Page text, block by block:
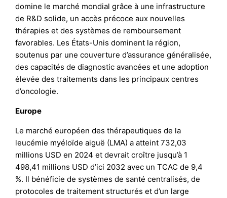
domine le marché mondial grâce à une infrastructure
de R&D solide, un accès précoce aux nouvelles
thérapies et des systèmes de remboursement
favorables. Les États-Unis dominent la région,
soutenus par une couverture d’assurance généralisée,
des capacités de diagnostic avancées et une adoption
élevée des traitements dans les principaux centres
d’oncologie.
Europe
Le marché européen des thérapeutiques de la
leucémie myéloïde aiguë (LMA) a atteint 732,03
millions USD en 2024 et devrait croître jusqu’à 1
498,41 millions USD d’ici 2032 avec un TCAC de 9,4
%. Il bénéficie de systèmes de santé centralisés, de
protocoles de traitement structurés et d’un large